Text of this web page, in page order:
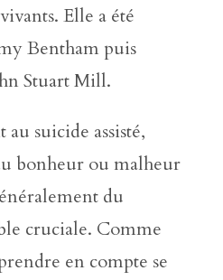
Elle a été
Bentham puis
Stuart Mill.
suicide assisté,
bonheur ou malheur
du
cruciale. Comme
en compte se